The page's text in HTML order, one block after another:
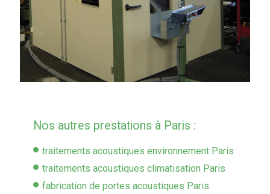
Nos autres prestations à Paris :
traitements acoustiques environnement Paris
traitements acoustiques climatisation Paris
fabrication de portes acoustiques Paris